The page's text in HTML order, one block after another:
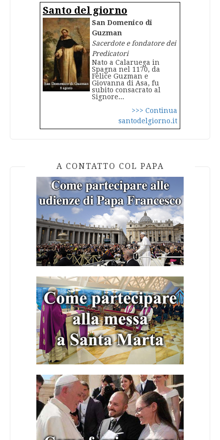
Santo del giorno
San Domenico di
Guzman
Sacerdote e fondatore dei
Predicatori
Nato a Calaruega in
Spagna nel 1170, da
Felice Guzman e
Giovanna di Asa, fu
subito consacrato al
Signore...
>>> Continua
santodelgiorno.it
A CONTATTO COL PAPA